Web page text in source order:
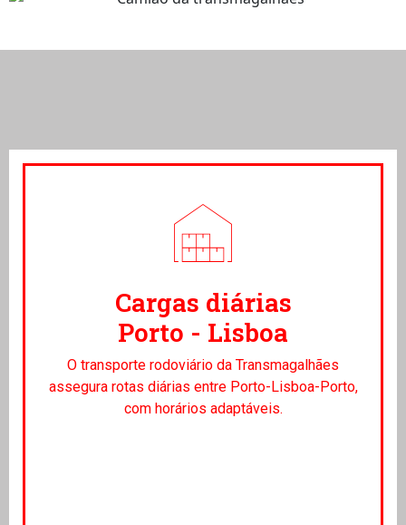
Cargas diárias
Porto - Lisboa
O transporte rodoviário da Transmagalhães
assegura rotas diárias entre Porto-Lisboa-Porto,
com horários adaptáveis.